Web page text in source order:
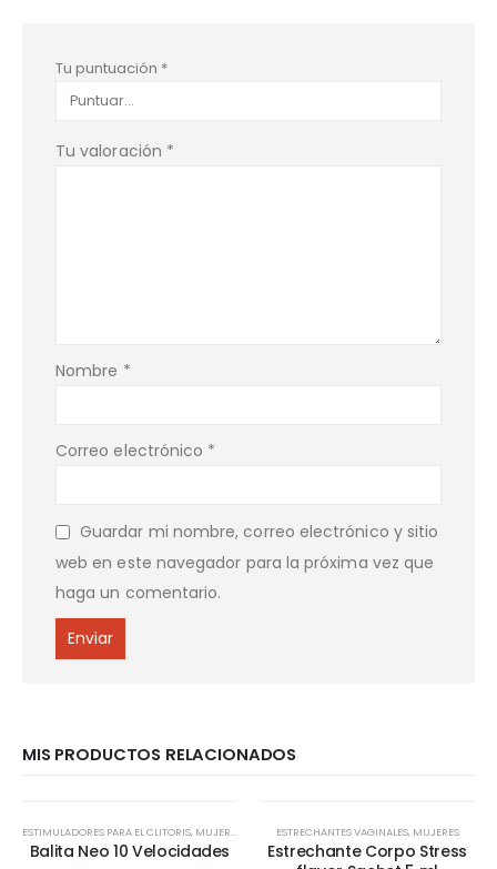
Tu puntuación *
Tu valoración *
Nombre *
Correo electrónico *
Guardar mi nombre, correo electrónico y sitio
web en este navegador para la próxima vez que
haga un comentario.
MIS PRODUCTOS RELACIONADOS
ESTIMULADORES PARA EL CLITORIS, MUJERES
Balita Neo 10 Velocidades
ESTRECHANTES VAGINALES, MUJERES
Estrechante Corpo Stress